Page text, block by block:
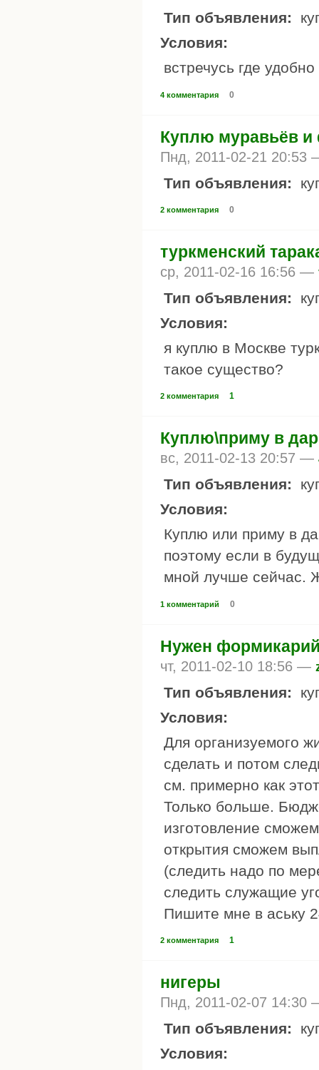
Тип объявления:
Условия:
встречусь где удобно
4 комментария 0
Куплю муравьёв
Пнд, 2011-02-21
Тип объявления:
2 комментария 0
туркменский
ср, 2011-02-16 16:56 —
Тип объявления:
Условия:
я куплю в Москве
такое существо?
2 комментария 1
Куплю\приму в
вс, 2011-02-13 20:57 —
Тип объявления:
Условия:
Куплю или приму в
поэтому если в
мной лучше сейчас.
1 комментарий 0
Нужен
чт, 2011-02-10 18:56 —
Тип объявления:
Условия:
Для организуемого
сделать и потом
см. примерно как
Только больше.
изготовление
открытия сможем
(следить надо по
следить служащие
Пишите мне в аську
2 комментария 1
нигеры
Пнд, 2011-02-07
Тип объявления:
Условия: